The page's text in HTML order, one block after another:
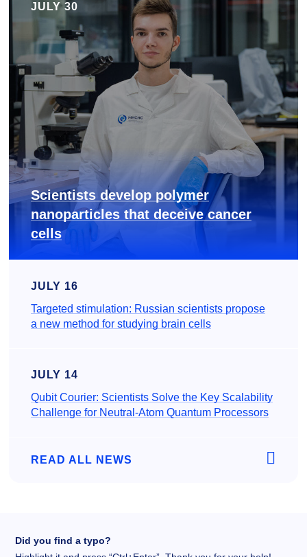
JULY 30
Scientists develop polymer
nanoparticles that deceive cancer
cells
JULY 16
Targeted stimulation: Russian scientists propose
a new method for studying brain cells
JULY 14
Qubit Courier: Scientists Solve the Key Scalability
Challenge for Neutral-Atom Quantum Processors
READ ALL NEWS
Did you find a typo?